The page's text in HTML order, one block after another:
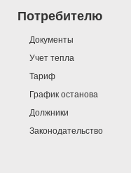
Потребителю
Документы
Учет тепла
Тариф
График останова
Должники
Законодательство